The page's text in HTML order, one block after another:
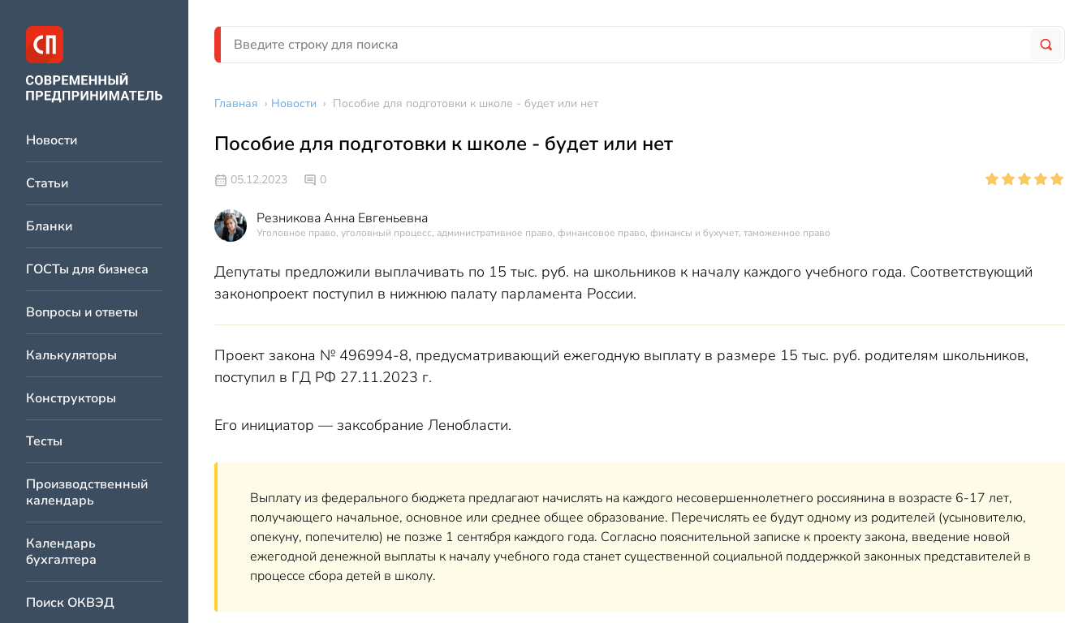
Новости
Статьи
Бланки
ГОСТы для бизнеса
Вопросы и ответы
Калькуляторы
Конструкторы
Тесты
Производственный
календарь
Календарь
бухгалтера
Поиск ОКВЭД
Главная › Новости › Пособие для подготовки к школе - будет или нет
Пособие для подготовки к школе - будет или нет
05.12.2023 0
Резникова Анна Евгеньевна
Уголовное право, уголовный процесс, административное право, финансовое право, финансы и бухучет, таможенное право
Депутаты предложили выплачивать по 15 тыс. руб. на школьников к началу каждого учебного года. Соответствующий
законопроект поступил в нижнюю палату парламента России.
Проект закона № 496994-8, предусматривающий ежегодную выплату в размере 15 тыс. руб. родителям школьников,
поступил в ГД РФ 27.11.2023 г.
Его инициатор — заксобрание Ленобласти.
Выплату из федерального бюджета предлагают начислять на каждого несовершеннолетнего россиянина в возрасте 6-17 лет,
получающего начальное, основное или среднее общее образование. Перечислять ее будут одному из родителей (усыновителю,
опекуну, попечителю) не позже 1 сентября каждого года. Согласно пояснительной записке к проекту закона, введение новой
ежегодной денежной выплаты к началу учебного года станет существенной социальной поддержкой законных представителей в
процессе сбора детей в школу.